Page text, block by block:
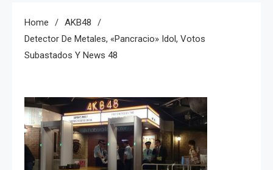
Home
AKB48
Detector De Metales, «pancracio» Idol, Votos
Subastados Y News 48